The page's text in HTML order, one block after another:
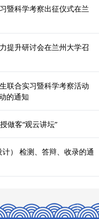
暨科学考察出征仪式在兰
提升研讨会在兰州大学召
联合实习暨科学考察活动
的通知
做客“观云讲坛”
） 检测、答辩、收录的通